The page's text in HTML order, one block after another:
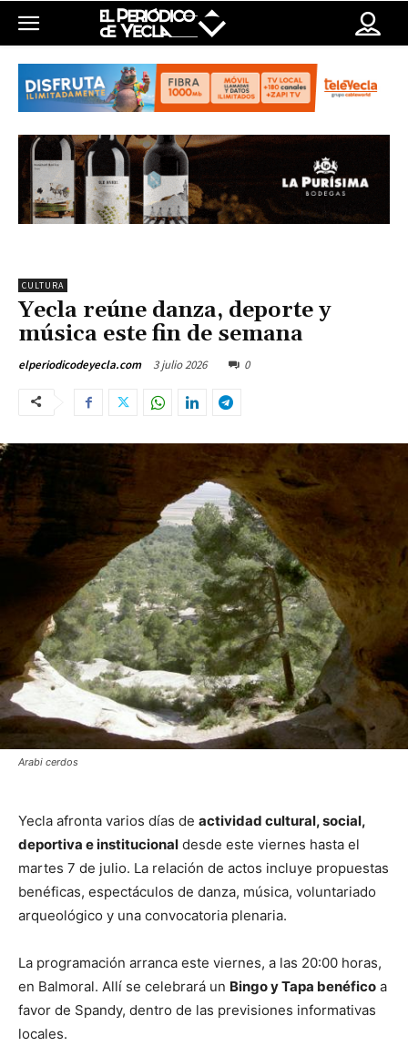
CULTURA
Yecla reúne danza, deporte y
música este fin de semana
elperiodicodeyecla.com 3 julio 2026 0
Arabi cerdos
Yecla afronta varios días de actividad cultural, social,
deportiva e institucional desde este viernes hasta el
martes 7 de julio. La relación de actos incluye propuestas
benéficas, espectáculos de danza, música, voluntariado
arqueológico y una convocatoria plenaria.
La programación arranca este viernes, a las 20:00 horas,
en Balmoral. Allí se celebrará un Bingo y Tapa benéfico a
favor de Spandy, dentro de las previsiones informativas
locales.